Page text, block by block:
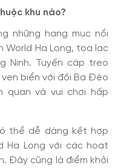
khu nào?
những hạng mục nổi
World Ha Long, tọa lạc
Ninh. Tuyến cáp treo
biển với đồi Ba Đèo
quan và vui chơi hấp
thể dễ dàng kết hợp
Ha Long với các hoạt
Đây cũng là điểm khởi